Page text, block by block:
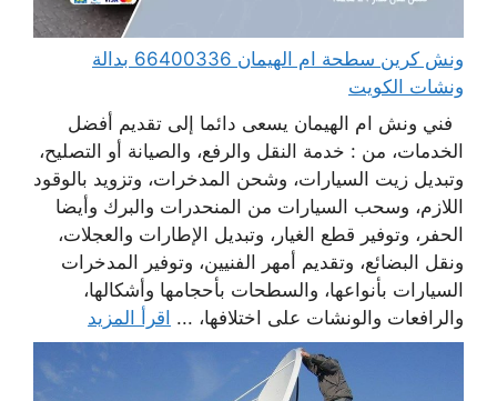
ونش كرين سطحة ام الهيمان 66400336 بدالة
ونشات الكويت
فني ونش ام الهيمان يسعى دائما إلى تقديم أفضل
الخدمات، من : خدمة النقل والرفع، والصيانة أو التصليح،
وتبديل زيت السيارات، وشحن المدخرات، وتزويد بالوقود
اللازم، وسحب السيارات من المنحدرات والبرك وأيضا
الحفر، وتوفير قطع الغيار، وتبديل الإطارات والعجلات،
ونقل البضائع، وتقديم أمهر الفنيين، وتوفير المدخرات
السيارات بأنواعها، والسطحات بأحجامها وأشكالها،
والرافعات والونشات على اختلافها، ... اقرأ المزيد